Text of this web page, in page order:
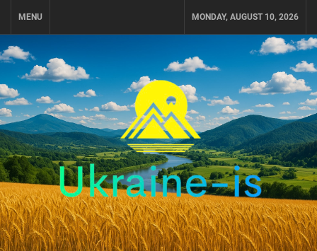
MENU MONDAY, AUGUST 10, 2026
UKRAINE-IS
ПУТЕШЕСТВИЕ ПО УКРАИНЕ